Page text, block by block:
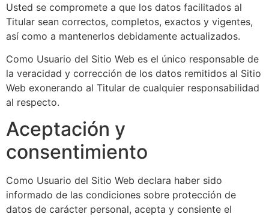
Usted se compromete a que los datos facilitados al
Titular sean correctos, completos, exactos y vigentes,
así como a mantenerlos debidamente actualizados.
Como Usuario del Sitio Web es el único responsable de
la veracidad y corrección de los datos remitidos al Sitio
Web exonerando al Titular de cualquier responsabilidad
al respecto.
Aceptación y
consentimiento
Como Usuario del Sitio Web declara haber sido
informado de las condiciones sobre protección de
datos de carácter personal, acepta y consiente el